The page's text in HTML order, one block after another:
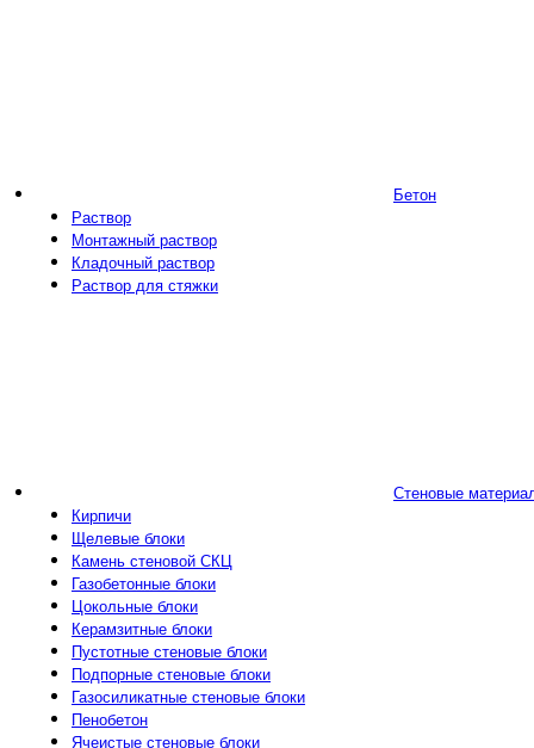
Бетон
Раствор
Монтажный раствор
Кладочный раствор
Раствор для стяжки
Стеновые
Кирпичи
Щелевые блоки
Камень стеновой СКЦ
Газобетонные блоки
Цокольные блоки
Керамзитные блоки
Пустотные стеновые блоки
Подпорные стеновые блоки
Газосиликатные стеновые блоки
Пенобетон
Ячеистые стеновые блоки